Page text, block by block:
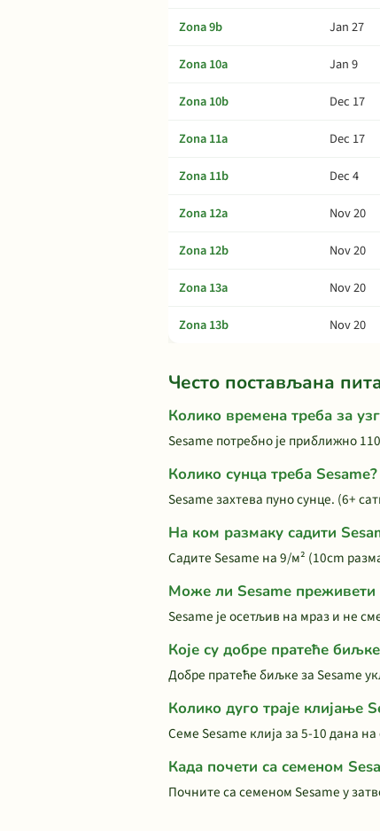
Zona 9b
Jan 27
Zona 10a
Jan 9
Zona 10b
Dec 17
Zona 11a
Dec 17
Zona 11b
Dec 4
Zona 12a
Nov 20
Zona 12b
Nov 20
Zona 13a
Nov 20
Zona 13b
Nov 20
Често постављана
Колико времена треба за
Sesame потребно је приближно
Колико сунца треба Sesame?
Sesame захтева пуно сунце. (6+
На ком размаку садити
Садите Sesame на 9/м² (10cm
Може ли Sesame преживети
Sesame је осетљив на мраз и не
Које су добре пратеће
Добре пратеће биљке за Sesame
Колико дуго траје клијање
Семе Sesame клија за 5-10 дана
Када почети са семеном
Почните са семеном Sesame у